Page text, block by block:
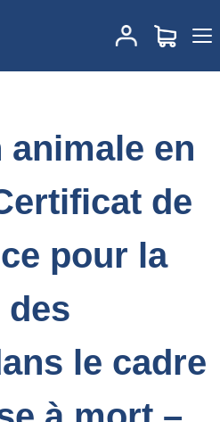
Protection animale
pour la protection des
en
de
pour la
le cadre